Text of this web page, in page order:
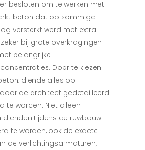
besloten om te werken met
beton dat op sommige
versterkt werd met extra
bij grote overkragingen
belangrijke
Door te kiezen
diende alles op
de architect gedetailleerd
te worden. Niet alleen
dienden tijdens de ruwbouw
te worden, ook de exacte
de verlichtingsarmaturen,